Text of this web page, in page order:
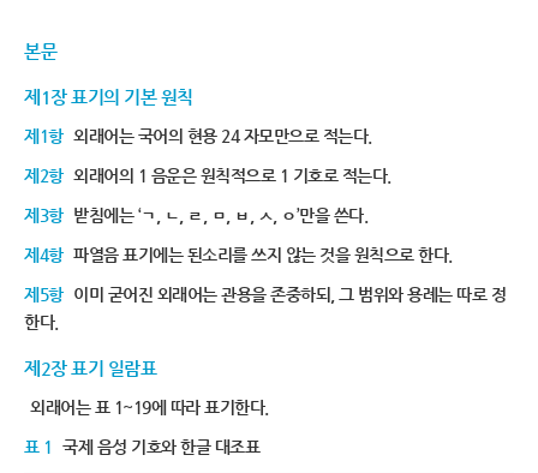
본문
제1장 표기의 기본 원칙
제1항 외래어는 국어의 현용 24 자모만으로 적는다.
제2항 외래어의 1 음운은 원칙적으로 1 기호로 적는다.
제3항 받침에는 ‘ㄱ, ㄴ, ㄹ, ㅁ, ㅂ, ㅅ, ㅇ’만을 쓴다.
제4항 파열음 표기에는 된소리를 쓰지 않는 것을 원칙으로 한다.
제5항 이미 굳어진 외래어는 관용을 존중하되, 그 범위와 용례는 따로 정
한다.
제2장 표기 일람표
외래어는 표 1~19에 따라 표기한다.
표 1 국제 음성 기호와 한글 대조표